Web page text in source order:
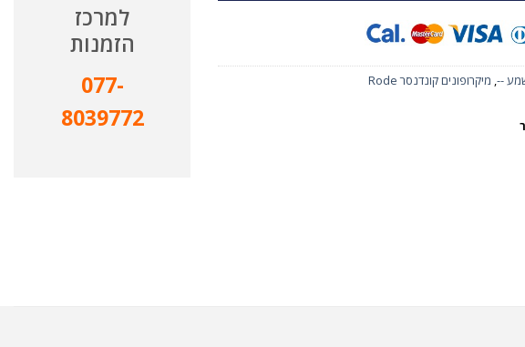
--
, מיקרופונים קונדנסר Rode
למרכז
הזמנות
077-
8039772